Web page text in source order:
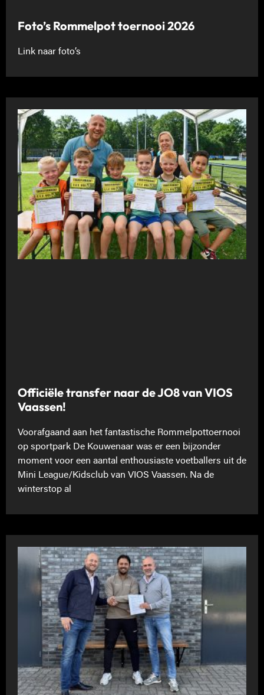
Foto’s Rommelpot toernooi 2026
Link naar foto’s
Officiële transfer naar de JO8 van VIOS
Vaassen!
Voorafgaand aan het fantastische Rommelpottoernooi
op sportpark De Kouwenaar was er een bijzonder
moment voor een aantal enthousiaste voetballers uit de
Mini League/Kidsclub van VIOS Vaassen. Na de
winterstop al